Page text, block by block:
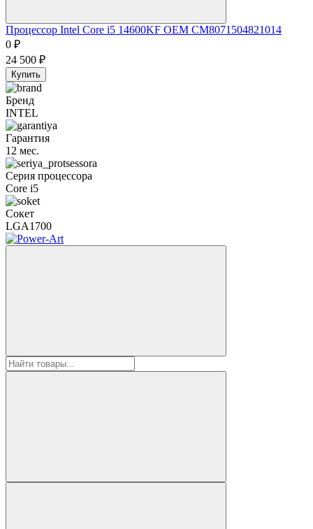
Процессор Intel Core i5 14600KF OEM CM8071504821014
0 ₽
24 500 ₽
Купить
Бренд
INTEL
Гарантия
12 мес.
Серия процессора
Core i5
Сокет
LGA1700